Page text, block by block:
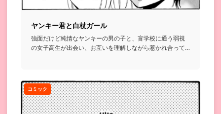
ヤンキー君と白杖ガール
強面だけど純情なヤンキーの男の子と、盲学校に通う弱視
の女子高生が出会い、お互いを理解しながら惹かれ合って
コミック